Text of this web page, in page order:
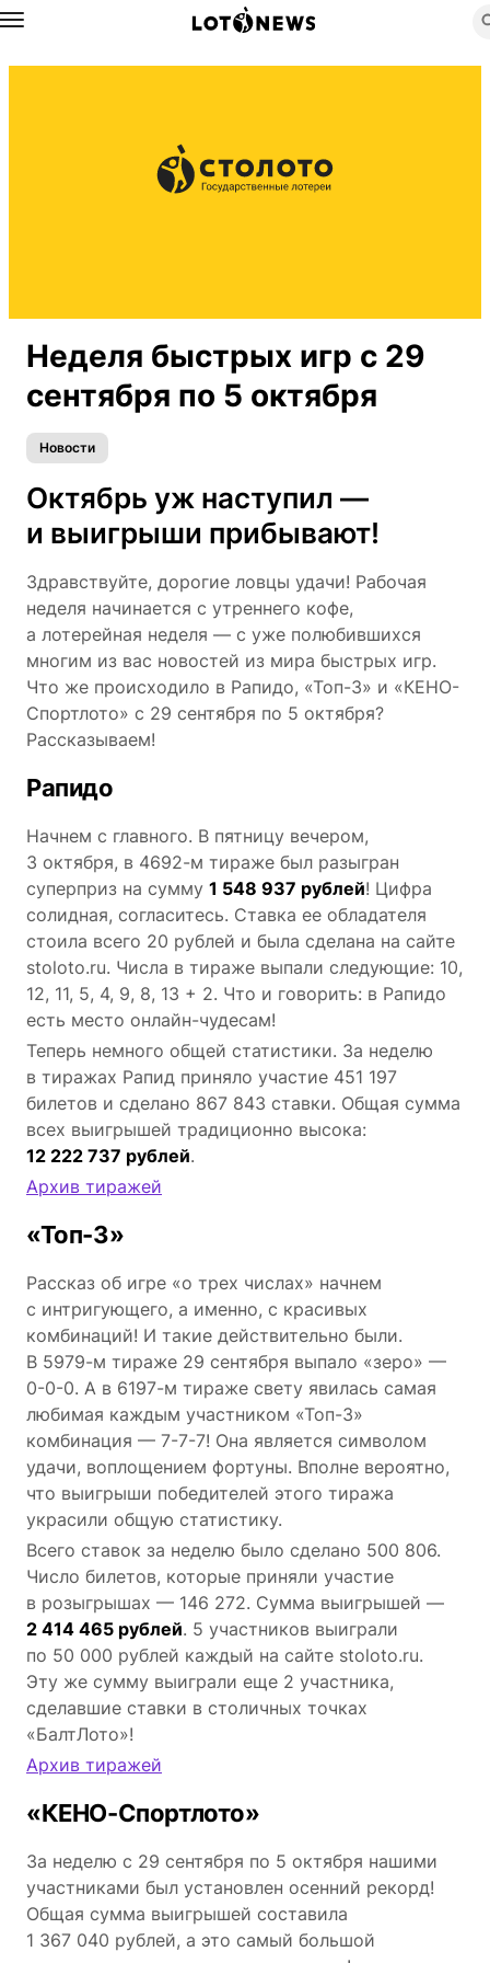
Назад
Неделя быстрых игр с 29
сентября по 5 октября
Новости
Октябрь уж наступил —
и выигрыши прибывают!
Здравствуйте, дорогие ловцы удачи! Рабочая
неделя начинается с утреннего кофе,
а лотерейная неделя — с уже полюбившихся
многим из вас новостей из мира быстрых игр.
Что же происходило в Рапидо, «Топ-3» и «КЕНО-
Спортлото» с 29 сентября по 5 октября?
Рассказываем!
Рапидо
Начнем с главного. В пятницу вечером,
3 октября, в 4692-м тираже был разыгран
суперприз на сумму 1 548 937 рублей! Цифра
солидная, согласитесь. Ставка ее обладателя
стоила всего 20 рублей и была сделана на сайте
stoloto.ru. Числа в тираже выпали следующие: 10,
12, 11, 5, 4, 9, 8, 13 + 2. Что и говорить: в Рапидо
есть место онлайн-чудесам!
Теперь немного общей статистики. За неделю
в тиражах Рапид приняло участие 451 197
билетов и сделано 867 843 ставки. Общая сумма
всех выигрышей традиционно высока:
12 222 737 рублей.
Архив тиражей
«Топ-3»
Рассказ об игре «о трех числах» начнем
с интригующего, а именно, с красивых
комбинаций! И такие действительно были.
В 5979-м тираже 29 сентября выпало «зеро» —
0-0-0. А в 6197-м тираже свету явилась самая
любимая каждым участником «Топ-3»
комбинация — 7-7-7! Она является символом
удачи, воплощением фортуны. Вполне вероятно,
что выигрыши победителей этого тиража
украсили общую статистику.
Всего ставок за неделю было сделано 500 806.
Число билетов, которые приняли участие
в розыгрышах — 146 272. Сумма выигрышей —
2 414 465 рублей. 5 участников выиграли
по 50 000 рублей каждый на сайте stoloto.ru.
Эту же сумму выиграли еще 2 участника,
сделавшие ставки в столичных точках
«БалтЛото»!
Архив тиражей
«КЕНО-Спортлото»
За неделю с 29 сентября по 5 октября нашими
участниками был установлен осенний рекорд!
Общая сумма выигрышей составила
1 367 040 рублей, а это самый большой